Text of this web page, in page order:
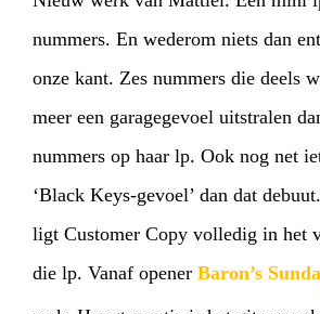
nummers. En wederom niets dan
onze kant. Zes nummers die deels
meer een garagegevoel uitstralen
nummers op haar lp. Ook nog net
‘Black Keys-gevoel’ dan dat
ligt Customer Copy volledig in het
die lp. Vanaf opener Baron’s